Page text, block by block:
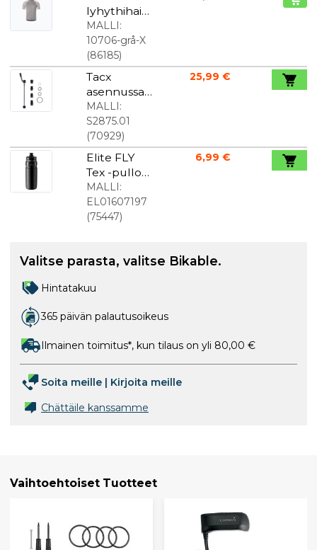
lyhythihain
en
pyöräilypait
a
Harmaa/Vaa
leanharmaa
miehet
MALLI:
10706-grå-X
(86185)
Tacx
asennussarj
a NEO 2T
MALLI:
S2875.01
(70929)
25,99 €
Elite FLY
Tex -pullo
Musta 750
ml
MALLI:
EL01607197
(75447)
6,99 €
Valitse parasta, valitse Bikable.
Hintatakuu
365 päivän palautusoikeus
Ilmainen toimitus*, kun tilaus on yli 80,00 €
Soita meille | Kirjoita meille
Chättäile kanssamme
Vaihtoehtoiset Tuotteet